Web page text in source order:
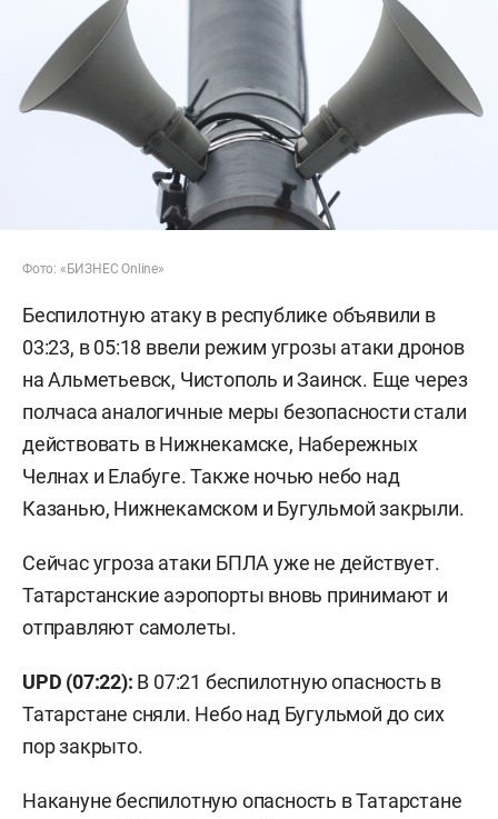
Фото: «БИЗНЕС Online»
Беспилотную атаку в республике объявили в
03:23, в 05:18 ввели режим угрозы атаки дронов
на Альметьевск, Чистополь и Заинск. Еще через
полчаса аналогичные меры безопасности стали
действовать в Нижнекамске, Набережных
Челнах и Елабуге. Также ночью небо над
Казанью, Нижнекамском и Бугульмой закрыли.
Сейчас угроза атаки БПЛА уже не действует.
Татарстанские аэропорты вновь принимают и
отправляют самолеты.
UPD (07:22): В 07:21 беспилотную опасность в
Татарстане сняли. Небо над Бугульмой до сих
пор закрыто.
Накануне беспилотную опасность в Татарстане